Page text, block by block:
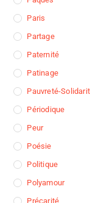
Paris
Partage
Paternité
Patinage
Pauvreté-
Périodique
Peur
Poésie
Politique
Polyamour
Précarité